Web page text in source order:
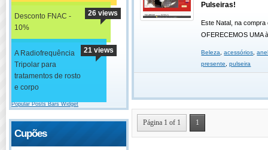
Desconto FNAC -
10%
26 views
A Radiofrequência
Tripolar para
tratamentos de rosto
e corpo
21 views
Popular Posts Bars Widget
Cupões
Pulseiras!
Este Natal, na compra
OFERECEMOS UMA
Beleza ,acessórios ,
presente
,pulseira
Página 1 of 1 1